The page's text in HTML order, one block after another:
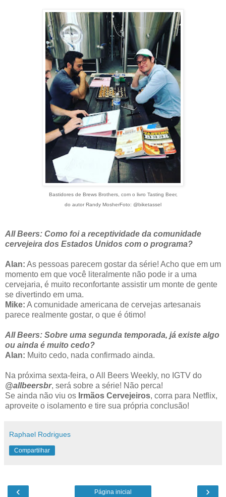
Bastidores de Brews Brothers, com o livro Tasting Beer,
do autor Randy MosherFoto: @biketassel
All Beers: Como foi a receptividade da comunidade
cervejeira dos Estados Unidos com o programa?
Alan: As pessoas parecem gostar da série! Acho que em um
momento em que você literalmente não pode ir a uma
cervejaria, é muito reconfortante assistir um monte de gente
se divertindo em uma.
Mike: A comunidade americana de cervejas artesanais
parece realmente gostar, o que é ótimo!
All Beers: Sobre uma segunda temporada, já existe algo
ou ainda é muito cedo?
Alan: Muito cedo, nada confirmado ainda.
Na próxima sexta-feira, o All Beers Weekly, no IGTV do
@allbeersbr, será sobre a série! Não perca!
Se ainda não viu os Irmãos Cervejeiros, corra para Netflix,
aproveite o isolamento e tire sua própria conclusão!
Raphael Rodrigues
Compartilhar
‹ ›
Página inicial